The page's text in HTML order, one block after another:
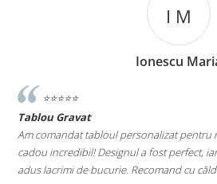
I M
Ionescu
⭐️⭐️⭐️⭐️⭐️
Tablou Gravat
Am comandat tabloul personalizat pentru
cadou incredibil! Designul a fost perfect,
adus lacrimi de bucurie. Recomand cu